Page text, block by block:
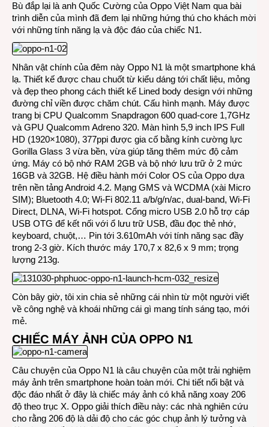
Bù đắp lại là anh Quốc Cường của Oppo Việt Nam qua bài
trình diễn của mình đã đem lại những hứng thú cho khách mời
với những tính năng lạ và độc đáo của chiếc N1.
Nhân vật chính của đêm này Oppo N1 là một smartphone khá
lạ. Thiết kế được chau chuốt từ kiểu dáng tới chất liệu, mỏng
và đẹp theo phong cách thiết kế Lined body design với những
đường chỉ viền được chăm chút. Cấu hình mạnh. Máy được
trang bị CPU Qualcomm Snapdragon 600 quad-core 1,7GHz
và GPU Qualcomm Adreno 320. Màn hình 5,9 inch IPS Full
HD (1920×1080), 377ppi được gia cố bằng kính cường lực
Gorilla Glass 3 vừa bền, vừa giúp tăng thêm mức độ cảm
ứng. Máy có bộ nhớ RAM 2GB và bộ nhớ lưu trữ ở 2 mức
16GB và 32GB. Hệ điều hành mới Color OS của Oppo dựa
trên nền tảng Android 4.2. Mạng GMS và WCDMA (xài Micro
SIM); Bluetooth 4.0; Wi-Fi 802.11 a/b/g/n/ac, dual-band, Wi-Fi
Direct, DLNA, Wi-Fi hotspot. Cổng micro USB 2.0 hỗ trợ cáp
USB OTG để kết nối với ổ lưu trữ USB, đầu đọc thẻ nhớ,
keyboard, chuột,… Pin tới 3.610mAh với tính năng sạc đầy
trong 2-3 giờ. Kích thước máy 170,7 x 82,6 x 9 mm; trọng
lượng 213g.
Còn bây giờ, tôi xin chia sẻ những cái nhìn từ một người viết
về công nghệ và khoái những cái gì mang tính sáng tạo, mới
mẻ.
CHIẾC MÁY ẢNH CỦA OPPO N1
Câu chuyện của Oppo N1 là câu chuyện của một trải nghiệm
máy ảnh trên smartphone hoàn toàn mới. Chi tiết nổi bật và
độc đáo nhất ở đây là chiếc máy ảnh có khả năng xoay 206
độ theo trục X. Oppo giải thích điều này: các nhà nghiên cứu
cho rằng 206 độ là dải độ cho các góc chụp ảnh lý tưởng và